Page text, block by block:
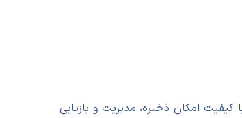
امکان ذخیره، مدیریت و بازیابی